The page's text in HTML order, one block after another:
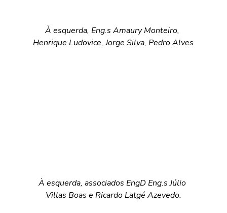
À esquerda, Eng.s Amaury Monteiro,
Henrique Ludovice, Jorge Silva, Pedro Alves
À esquerda, associados EngD Eng.s Júlio
Villas Boas e Ricardo Latgé Azevedo.